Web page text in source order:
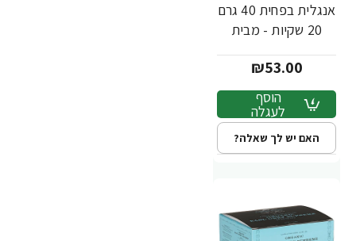
אנגלית בפחית 40 גרם
20 שקיות - מבית
₪53.00
הוסף
לעגלה
האם יש לך שאלה?